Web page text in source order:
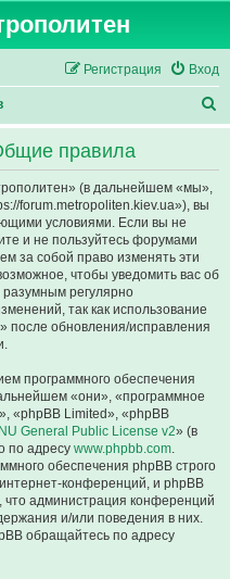
Вход
Регистрация
о
правила
(в дальнейшем «мы»,
forum.metropoliten.kiev.ua»), вы
условиями. Если вы не
и не пользуйтесь форумами
за собой право изменять эти
чтобы уведомить вас об
регулярно
так как использование
после обновления/исправления
программного обеспечения
«они», «программное
«phpBB Limited», «phpBB
General Public License v2» (в
по адресу www.phpbb.com.
обеспечения phpBB строго
конференций, и phpBB
что администрация конференций
и/или поведения в них.
обращайтесь по адресу